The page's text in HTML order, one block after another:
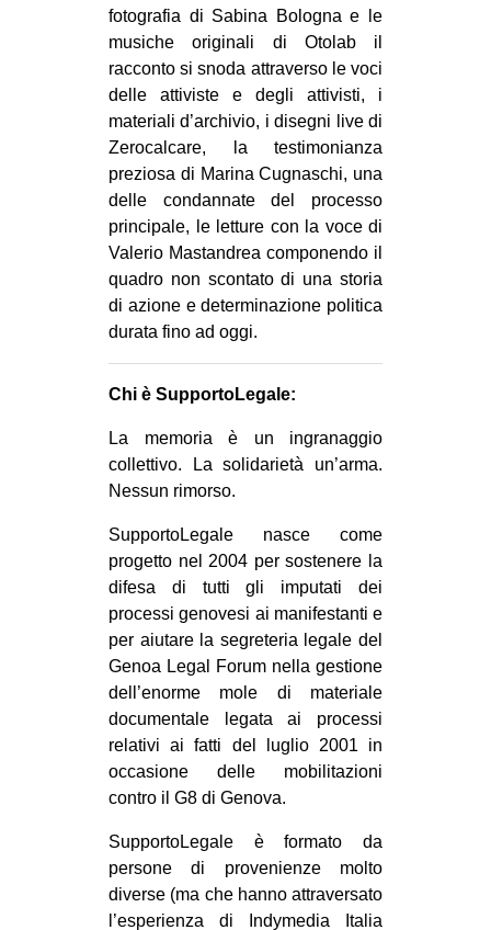
in
Fb
tw
bsky
ms
SEARCH
fotografia di Sabina Bologna e le
musiche originali di Otolab il
racconto si snoda attraverso le voci
delle attiviste e degli attivisti, i
materiali d’archivio, i disegni live di
Zerocalcare, la testimonianza
preziosa di Marina Cugnaschi, una
delle condannate del processo
principale, le letture con la voce di
Valerio Mastandrea componendo il
quadro non scontato di una storia
di azione e determinazione politica
durata fino ad oggi.
Chi è SupportoLegale:
La memoria è un ingranaggio
collettivo. La solidarietà un’arma.
Nessun rimorso.
SupportoLegale nasce come
progetto nel 2004 per sostenere la
difesa di tutti gli imputati dei
processi genovesi ai manifestanti e
per aiutare la segreteria legale del
Genoa Legal Forum nella gestione
dell’enorme mole di materiale
documentale legata ai processi
relativi ai fatti del luglio 2001 in
occasione delle mobilitazioni
contro il G8 di Genova.
SupportoLegale è formato da
persone di provenienze molto
diverse (ma che hanno attraversato
l’esperienza di Indymedia Italia